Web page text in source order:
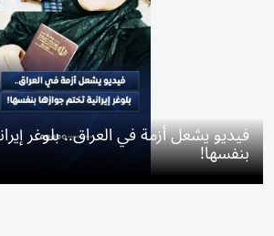
فيديو يشعل أزمة في العراق.. بلوغر
بنفسها!